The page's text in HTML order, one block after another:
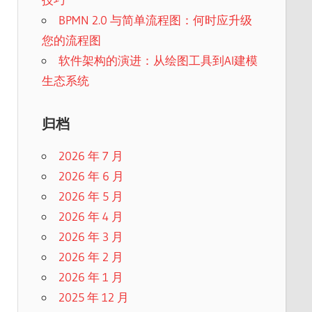
BPMN 2.0 与简单流程图：何时应升级
您的流程图
软件架构的演进：从绘图工具到AI建模
生态系统
归档
2026 年 7 月
2026 年 6 月
2026 年 5 月
2026 年 4 月
2026 年 3 月
2026 年 2 月
2026 年 1 月
2025 年 12 月